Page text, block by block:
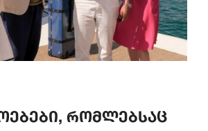
რომლებსაც